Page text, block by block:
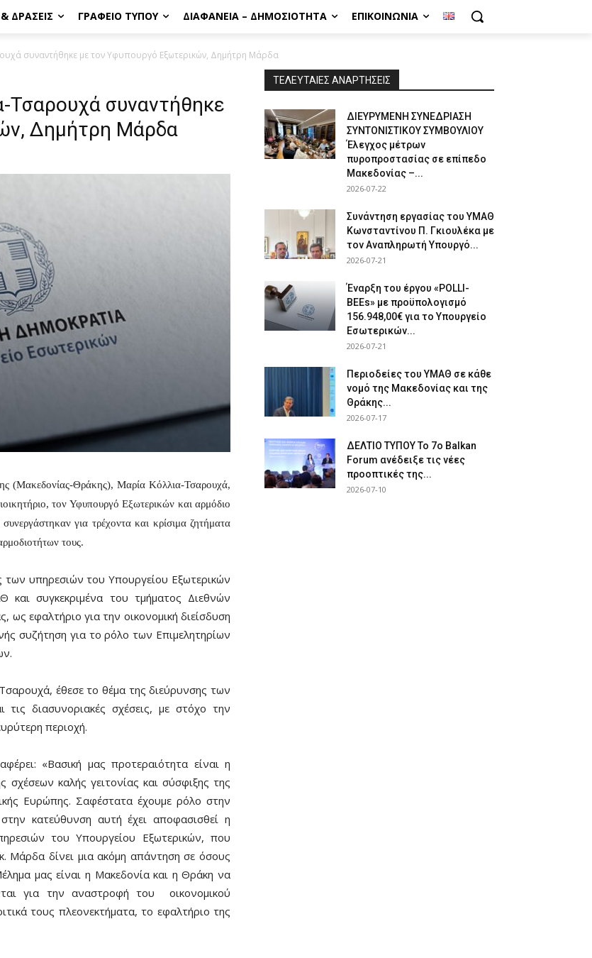
ΔΡΆΣΕΙΣ ΓΡΑΦΕΊΟ ΤΎΠΟΥ ΔΙΑΦΆΝΕΙΑ – ΔΗΜΟΣΙΌΤΗΤΑ ΕΠΙΚΟΙΝΩΝΊΑ
συναντήθηκε με τον Υφυπουργό Εξωτερικών, Δημήτρη Μάρδα
συναντήθηκε
Δημήτρη Μάρδα
(Μακεδονίας-Θράκης), Μαρία Κόλλια-Τσαρουχά,
τον Υφυπουργό Εξωτερικών και αρμόδιο
για τρέχοντα και κρίσιμα ζητήματα
τους.
υπηρεσιών του Υπουργείου Εξωτερικών
και συγκεκριμένα του τμήματος Διεθνών
ως εφαλτήριο για την οικονομική διείσδυση
συζήτηση για το ρόλο των Επιμελητηρίων
έθεσε το θέμα της διεύρυνσης των
τις διασυνοριακές σχέσεις, με στόχο την
περιοχή.
«Βασική μας προτεραιότητα είναι η
σχέσεων καλής γειτονίας και σύσφιξης της
Ευρώπης. Σαφέστατα έχουμε ρόλο στην
κατεύθυνση αυτή έχει αποφασισθεί η
του Υπουργείου Εξωτερικών, που
Μάρδα δίνει μια ακόμη απάντηση σε όσους
μας είναι η Μακεδονία και η Θράκη να
για την αναστροφή του οικονομικού
τους πλεονεκτήματα, το εφαλτήριο της
ΤΕΛΕΥΤΑΙΕΣ ΑΝΑΡΤΗΣΕΙΣ
ΔΙΕΥΡΥΜΕΝΗ ΣΥΝΕΔΡΙΑΣΗ
ΣΥΝΤΟΝΙΣΤΙΚΟΥ ΣΥΜΒΟΥΛΙΟΥ
Έλεγχος μέτρων
πυροπροστασίας σε επίπεδο
Μακεδονίας –...
2026-07-22
Συνάντηση εργασίας του ΥΜΑΘ
Κωνσταντίνου Π. Γκιουλέκα με
τον Αναπληρωτή Υπουργό...
2026-07-21
Έναρξη του έργου «POLLI-
BEEs» με προϋπολογισμό
156.948,00€ για το Υπουργείο
Εσωτερικών...
2026-07-21
Περιοδείες του ΥΜΑΘ σε κάθε
νομό της Μακεδονίας και της
Θράκης...
2026-07-17
ΔΕΛΤΙΟ ΤΥΠΟΥ Το 7ο Balkan
Forum ανέδειξε τις νέες
προοπτικές της...
2026-07-10